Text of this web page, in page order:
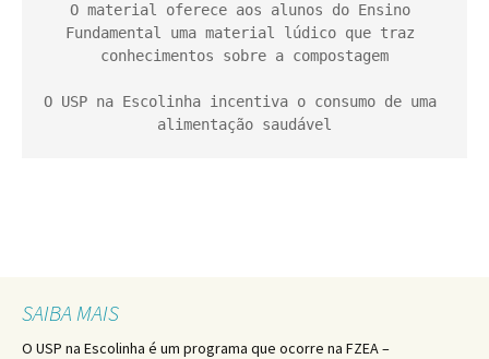
O material oferece aos alunos do Ensino
Fundamental uma material lúdico que traz
conhecimentos sobre a compostagem
O USP na Escolinha incentiva o consumo de uma
alimentação saudável
SAIBA MAIS
O USP na Escolinha é um programa que ocorre na FZEA –